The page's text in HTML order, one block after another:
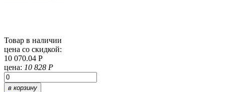
Товар в наличии
цена со скидкой:
10 070.04 Р
цена: 10 828 Р
в корзину